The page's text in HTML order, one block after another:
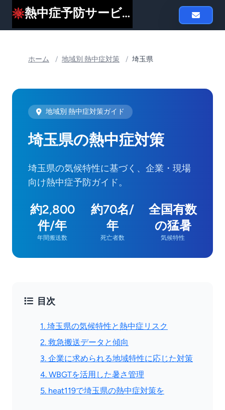
熱中症予防サービスheat119
ホーム / 地域別 熱中症対策 / 埼玉県
地域別 熱中症対策ガイド
埼玉県の熱中症対策
埼玉県の気候特性に基づく、企業・現場
向け熱中症予防ガイド。
約2,800
件/年
年間搬送数
約70名/
年
死亡者数
全国有数
の猛暑
気候特性
目次
1. 埼玉県の気候特性と熱中症リスク
2. 救急搬送データと傾向
3. 企業に求められる地域特性に応じた対策
4. WBGTを活用した暑さ管理
5. heat119で埼玉県の熱中症対策を